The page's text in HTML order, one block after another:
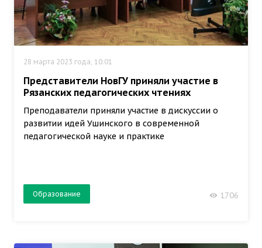
28 марта 2023 года, 10:01
Представители НовГУ приняли участие в
Рязанских педагогических чтениях
Преподаватели приняли участие в дискуссии о
развитии идей Ушинского в современной
педагогической науке и практике
Образование 1706